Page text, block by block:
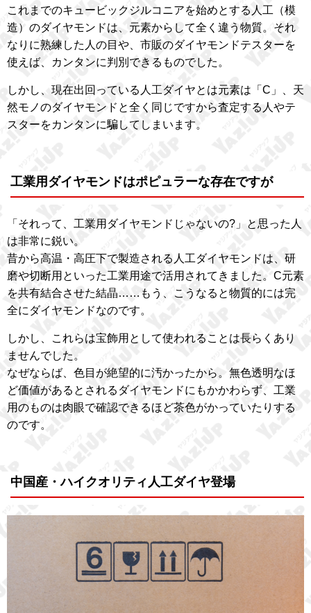
これまでのキュービックジルコニアを始めとする人工（模
造）のダイヤモンドは、元素からして全く違う物質。それ
なりに熟練した人の目や、市販のダイヤモンドテスターを
使えば、カンタンに判別できるものでした。
しかし、現在出回っている人工ダイヤとは元素は「C」、天
然モノのダイヤモンドと全く同じですから査定する人やテ
スターをカンタンに騙してしまいます。
工業用ダイヤモンドはポピュラーな存在ですが
「それって、工業用ダイヤモンドじゃないの?」と思った人
は非常に鋭い。
昔から高温・高圧下で製造される人工ダイヤモンドは、研
磨や切断用といった工業用途で活用されてきました。C元素
を共有結合させた結晶……もう、こうなると物質的には完
全にダイヤモンドなのです。
しかし、これらは宝飾用として使われることは長らくあり
ませんでした。
なぜならば、色目が絶望的に汚かったから。無色透明なほ
ど価値があるとされるダイヤモンドにもかかわらず、工業
用のものは肉眼で確認できるほど茶色がかっていたりする
のです。
中国産・ハイクオリティ人工ダイヤ登場